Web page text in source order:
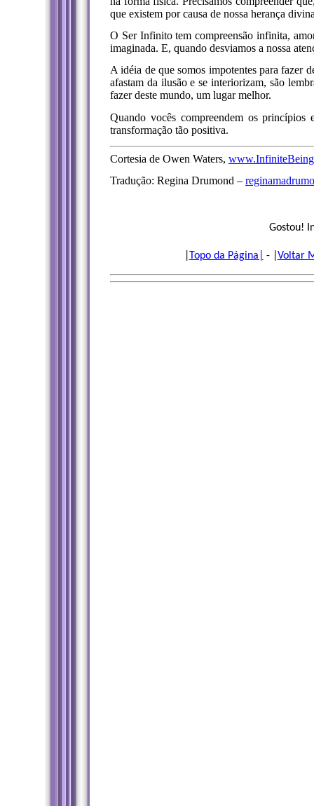
que existem por causa de nossa herança
O Ser Infinito tem compreensão infinita,
imaginada. E, quando desviamos a nossa
A idéia de que somos impotentes para fazer
afastam da ilusão e se interiorizam, são
fazer deste mundo, um lugar melhor.
Quando vocês compreendem os princípios
transformação tão positiva.
Cortesia de Owen Waters,
Tradução: Regina Drumond –
Gostou!
Topo da Página| - | Voltar